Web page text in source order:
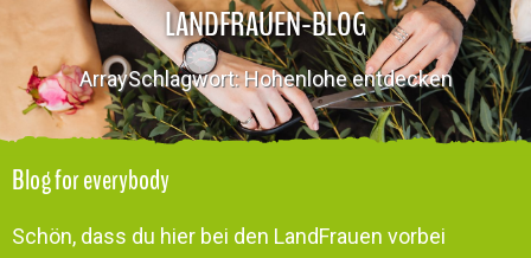
LANDFRAUEN-BLOG
ArraySchlagwort: Hohenlohe entdecken
Blog for everybody
Schön, dass du hier bei den LandFrauen vorbei